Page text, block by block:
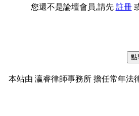
您還不是論壇會員,請先 註冊
本站由 瀛睿律師事務所 擔任常年法